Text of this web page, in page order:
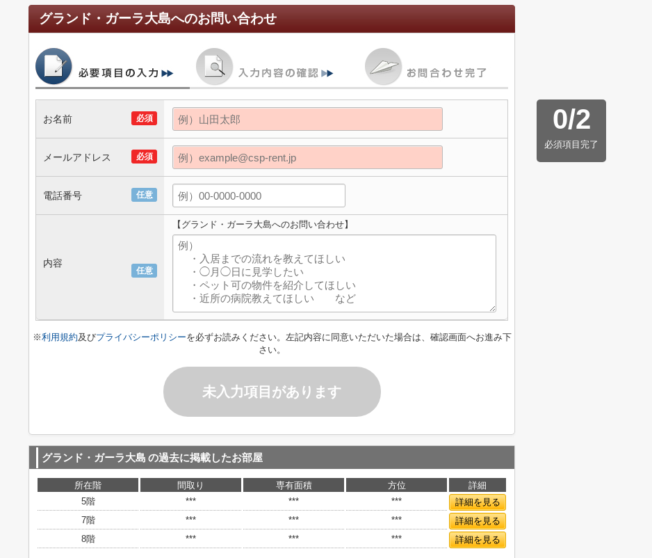
グランド・ガーラ大島へのお問い合わせ
0/2
必須項目完了
必須
お名前
必須
メールアドレス
任意
電話番号
任意
内容
【グランド・ガーラ大島へのお問い合わせ】
※利用規約及びプライバシーポリシーを必ずお読みください。左記内容に同意いただいた場合は、確認画面へお進み下
さい。
未入力項目があります
グランド・ガーラ大島 の過去に掲載したお部屋
所在階 間取り 専有面積 方位
詳細
5階
*** *** ***
詳細を見る
7階
*** *** ***
詳細を見る
8階
*** *** *** 詳細を見る